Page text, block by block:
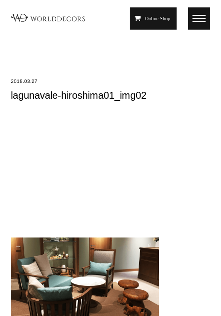
Online Shop
2018.03.27
lagunavale-hiroshima01_img02